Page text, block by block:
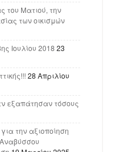
του Ματιού, την
των οικισμών
Ιουλίου 2018 23
28 Απριλίου
εξαπάτησαν τόσους
την αξιοποίηση
Αναβύσσου